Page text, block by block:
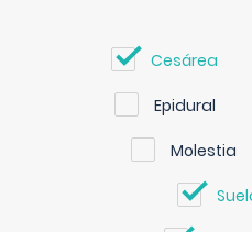
Cesárea
Epidural
Molestia